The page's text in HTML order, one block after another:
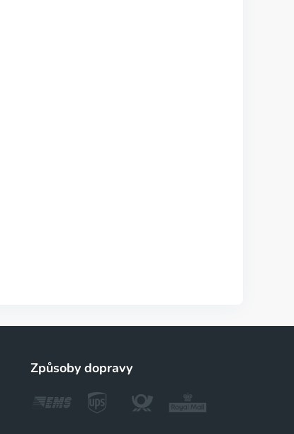
Způsoby dopravy